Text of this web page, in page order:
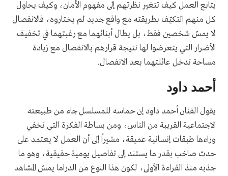
يتابع العمل كيف تتغير نظرتهم إلى مفهوم الأمان، وكيف يحاول
كل منهم التكيّف بطريقته مع واقع جديد لم يختاروه، فالانفصال
لا يمسّ شخصين فقط، بل يطال أبنائهما مع رغبتهما في تخفيف
الأضرار التي يتعرضوا لها نتيجة قرارهم بالانفصال مع زيادة
مساحة تدخل عائلتهما بعد الانفصال.
أحمد داود
يقول الفنان أحمد داود إن حماسه للمسلسل جاء من طبيعته
الاجتماعية القريبة من الناس، ومن بساطة الفكرة التي تخفي
وراءها طبقات إنسانية عميقة، مشيراً إلى أن العمل لا يعتمد على
حدث صاخب بقدر ما يستند إلى تفاصيل يومية حقيقية، وهو ما
جذبه منذ القراءة الأولى، لكون هذا النوع من الدراما يمسّ المشاهد